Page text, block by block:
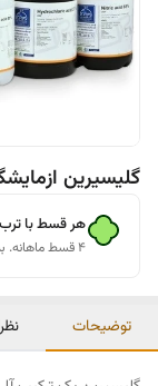
گلیسیرین
هر قسط با
۴ قسط ماهانه. بدون سود، چک و ضامن.
توضیحات